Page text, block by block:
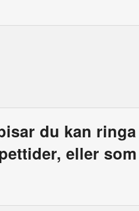
du kan ringa
eller som